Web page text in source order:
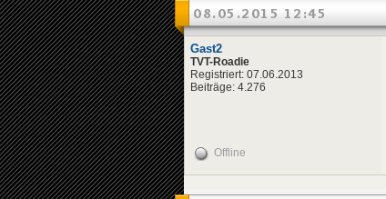
08.05.2015 12:45
Gast2
TVT-Roadie
Registriert: 07.06.2013
Beiträge: 4.276
Offline